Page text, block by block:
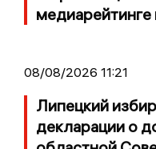
08/08/2026 11:21
Липецкий
декларации о